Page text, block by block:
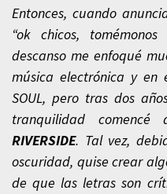
Entonces, cuando
“ok chicos,
descanso me enfoqué
música electrónica y en
SOUL, pero tras dos
tranquilidad
RIVERSIDE. Tal vez,
oscuridad, quise crear
de que las letras son